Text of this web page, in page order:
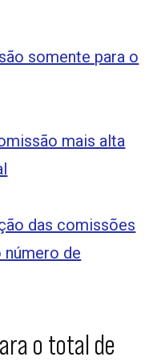
somente para o
mais alta
das comissões
número de
o total de